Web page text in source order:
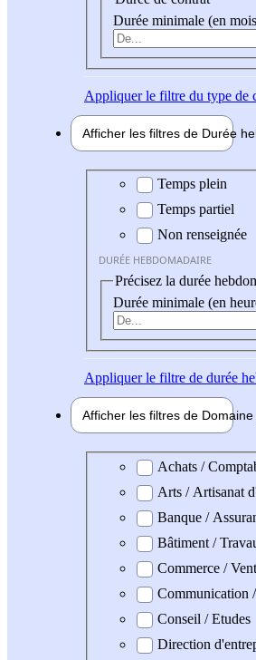
Durée minimale (en
Appliquerle filtre du type de
Afficher les filtres de Durée
Durée hebdomadaire
Temps plein
Temps partiel
Non renseignée
DURÉE HEBDOMADAIRE
Précisez la durée
Durée minimale (en
Appliquerle filtre de durée
Afficher les filtres de
Domaine professionel
Achats /
Arts / Artisanat
Banque /
Bâtiment /
Commerce /
Communication
Conseil / Etudes
Direction